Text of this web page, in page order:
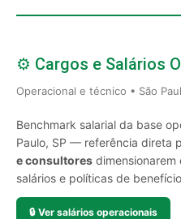
⚙️ Cargos e Salários
Operacional e técnico • São
Benchmark salarial da base
Paulo, SP — referência direta
e consultores
salários e políticas de
🔒 Ver salários operacionais